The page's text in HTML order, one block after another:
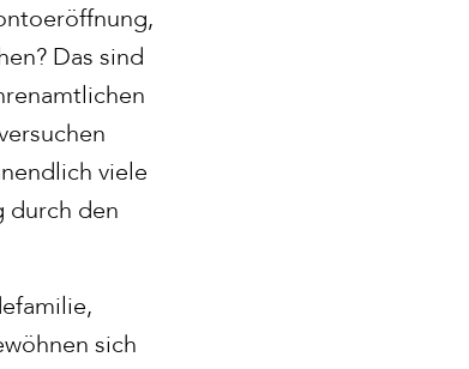
Das sind
viele
durch den
sich